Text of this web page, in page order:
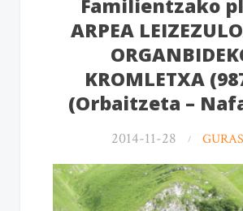
Familientzako
ARPEA
KROMLETXA
(Orbaitzeta –
2014-11-28